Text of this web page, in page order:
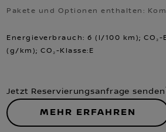
Pakete und Optionen enthalten:
Energieverbrauch: 6 (l/100 km); CO₂-
(g/km); CO₂-Klasse:E
Jetzt Reservierungsanfrage senden
MEHR ERFAHREN